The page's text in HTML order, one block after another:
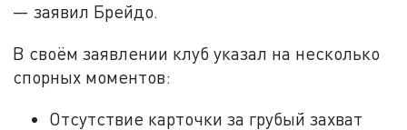
— заявил Брейдо.
В своём заявлении клуб указал на несколько
спорных моментов:
Отсутствие карточки за грубый захват